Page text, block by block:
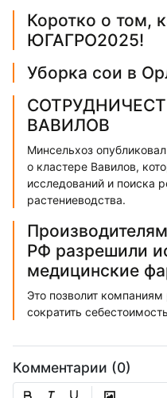
Коротко о том,
ЮГАГРО2025!
Уборка сои в
ВАВИЛОВ
Минсельхоз
о кластере Вавилов,
исследований и поиска
растениеводства.
РФ разрешили
медицинские
Это позволит
сократить
Комментарии (0)